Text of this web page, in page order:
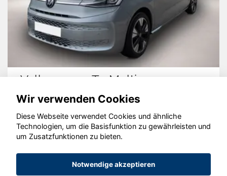
Volkswagen T7 Multivan
© konjunkturmotor.de GmbH 2020 - 2026
Wir verwenden Cookies
Diese Webseite verwendet Cookies und ähnliche
Technologien, um die Basisfunktion zu gewährleisten und
um Zusatzfunktionen zu bieten.
Notwendige akzeptieren